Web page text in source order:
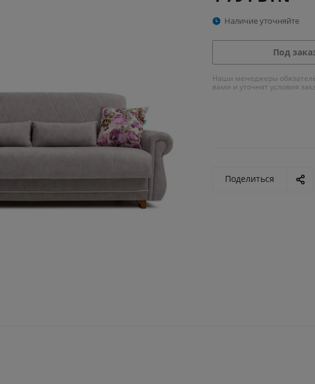
Наличие уточняйте
Под
Наши менеджеры
вами и уточнят условия
Поделиться